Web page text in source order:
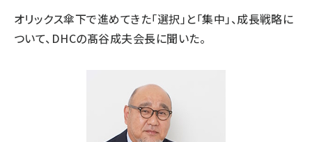
オリックス傘下で進めてきた「選択」と「集中」、成長戦略に
ついて、DHCの髙谷成夫会長に聞いた。